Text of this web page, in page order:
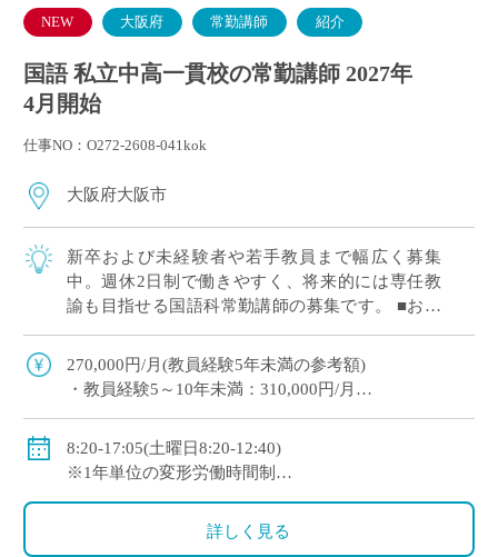
NEW 大阪府 常勤講師 紹介
国語 私立中高一貫校の常勤講師 2027年
4月開始
仕事NO：O272-2608-041kok
大阪府大阪市
新卒および未経験者や若手教員まで幅広く募集
中。週休2日制で働きやすく、将来的には専任教
諭も目指せる国語科常勤講師の募集です。 ■おす
迎。教育への意欲を重視した採用です。 平日1
[…]
270,000円/月(教員経験5年未満の参考額)
・教員経験5～10年未満：310,000円/月
◇手当：各種有
◇賞与：有
8:20-17:05(土曜日8:20-12:40)
※1年単位の変形労働時間制
詳しく見る